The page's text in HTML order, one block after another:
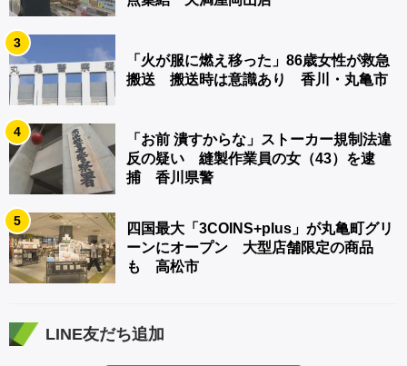
3
「火が服に燃え移った」86歳女性が救急
搬送 搬送時は意識あり 香川・丸亀市
4
「お前 潰すからな」ストーカー規制法違
反の疑い 縫製作業員の女（43）を逮
捕 香川県警
5
四国最大「3COINS+plus」が丸亀町グリ
ーンにオープン 大型店舗限定の商品
も 高松市
LINE友だち追加